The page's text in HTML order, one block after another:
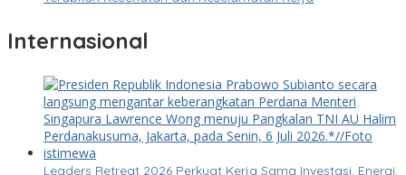
Internasional
Leaders Retreat 2026 Perkuat Kerja Sama Investasi, Energi,